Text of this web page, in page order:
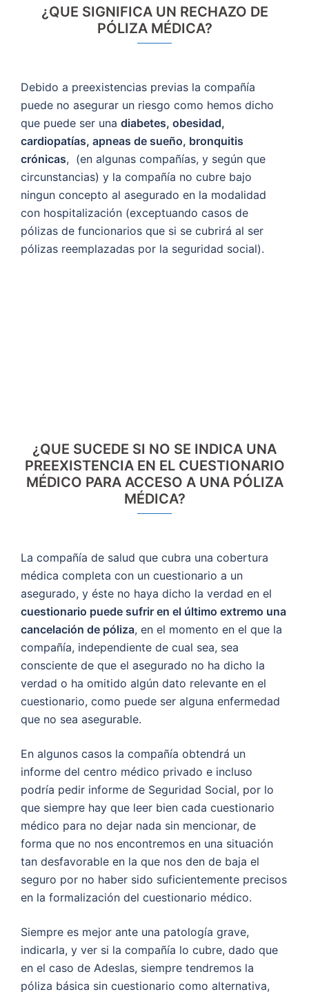
¿QUE SIGNIFICA UN RECHAZO DE
PÓLIZA MÉDICA?
Debido a preexistencias previas la compañía
puede no asegurar un riesgo como hemos dicho
que puede ser una diabetes, obesidad,
cardiopatías, apneas de sueño, bronquitis
crónicas, (en algunas compañías, y según que
circunstancias) y la compañía no cubre bajo
ningun concepto al asegurado en la modalidad
con hospitalización (exceptuando casos de
pólizas de funcionarios que si se cubrirá al ser
pólizas reemplazadas por la seguridad social).
¿QUE SUCEDE SI NO SE INDICA UNA
PREEXISTENCIA EN EL CUESTIONARIO
MÉDICO PARA ACCESO A UNA PÓLIZA
MÉDICA?
La compañía de salud que cubra una cobertura
médica completa con un cuestionario a un
asegurado, y éste no haya dicho la verdad en el
cuestionario puede sufrir en el último extremo una
cancelación de póliza, en el momento en el que la
compañía, independiente de cual sea, sea
consciente de que el asegurado no ha dicho la
verdad o ha omitido algún dato relevante en el
cuestionario, como puede ser alguna enfermedad
que no sea asegurable.
En algunos casos la compañía obtendrá un
informe del centro médico privado e incluso
podría pedir informe de Seguridad Social, por lo
que siempre hay que leer bien cada cuestionario
médico para no dejar nada sin mencionar, de
forma que no nos encontremos en una situación
tan desfavorable en la que nos den de baja el
seguro por no haber sido suficientemente precisos
en la formalización del cuestionario médico.
Siempre es mejor ante una patología grave,
indicarla, y ver si la compañía lo cubre, dado que
en el caso de Adeslas, siempre tendremos la
póliza básica sin cuestionario como alternativa,